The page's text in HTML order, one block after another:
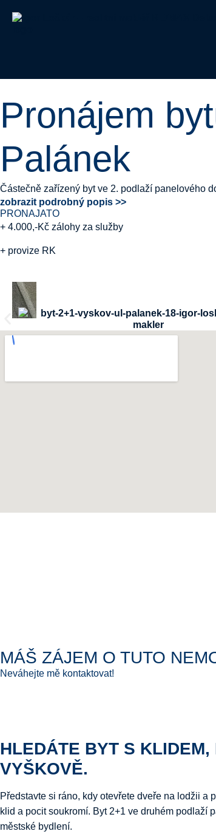
Pronájem
Palánek
Částečně zařízený byt ve 2. podlaží panelového
zobrazit podrobný popis >>
PRONAJATO
+ 4.000,-Kč zálohy za služby
+ provize RK
MÁŠ ZÁJEM O TUTO
Neváhejte mě kontaktovat!
HLEDÁTE BYT S
VYŠKOVĚ.
Představte si ráno, kdy otevřete dveře na lodžii a
klid a pocit soukromí. Byt 2+1 ve druhém podlaží
městské bydlení.